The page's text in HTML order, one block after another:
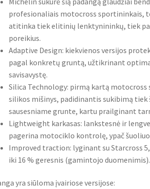
profesionaliais motocross sportininkais,
atitinka tiek elitinių lenktynininkų, tiek
poreikius.
Adaptive Design: kiekvienos versijos
pagal konkretų gruntą, užtikrinant
savisavystę.
Silica Technology: pirmą kartą motocross
silikos mišinys, padidinantis sukibimą
sausesniame grunte, kartu prailginant
Lightweight karkasas: lankstesnė ir
pagerina motociklo kontrolę, ypač
Improved traction: lyginant su Starcross
iki 16 % geresnis (gamintojo duomenimis).
yra siūloma įvairiose versijose: